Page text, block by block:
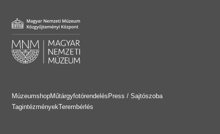
MúzeumshopMűtárgyfotórendelés Press / Sajtószoba
TagintézményekTerembérlés